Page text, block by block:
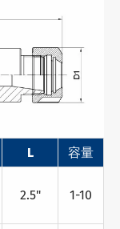
L
容量
2.5" 1-10